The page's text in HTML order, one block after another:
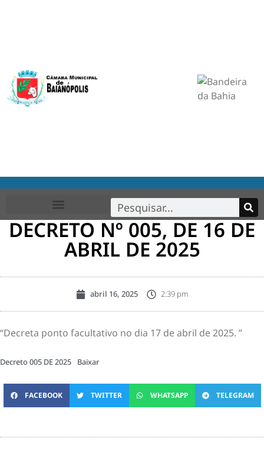
DECRETO Nº 005, DE 16 DE
ABRIL DE 2025
abril 16, 2025 2:39 pm
“Decreta ponto facultativo no dia 17 de abril de 2025. ”
Decreto 005 DE 2025 Baixar
FACEBOOK TWITTER WHATSAPP TELEGRAM